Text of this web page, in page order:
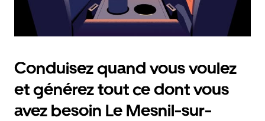
Conduisez quand vous voulez
et générez tout ce dont vous
avez besoin Le Mesnil-sur-